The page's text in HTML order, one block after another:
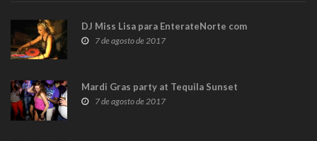
DJ Miss Lisa para EnterateNorte com
7 de agosto de 2017
Mardi Gras party at Tequila Sunset
7 de agosto de 2017